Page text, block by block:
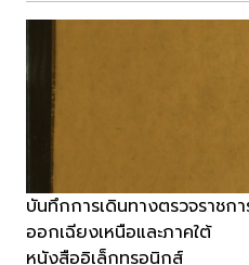
บันทึกการเดินทางตรวจราชก
ออกเฉียงเหนือและภาคใต้
หนังสืออิเล็กทรอนิกส์